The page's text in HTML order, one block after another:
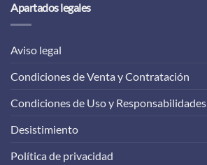
Apartados legales
Aviso legal
Condiciones de Venta y Contratación
Condiciones de Uso y Responsabilidades
Desistimiento
Política de privacidad